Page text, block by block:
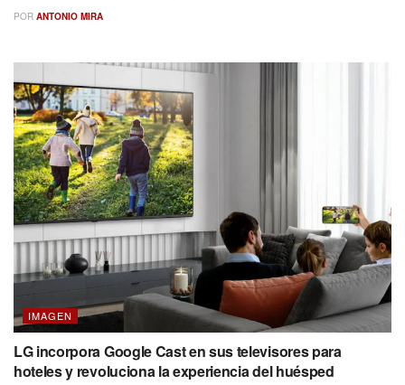
POR ANTONIO MIRA
IMAGEN
LG incorpora Google Cast en sus televisores para
hoteles y revoluciona la experiencia del huésped